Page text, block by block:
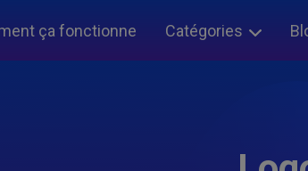
ça fonctionne Catégories